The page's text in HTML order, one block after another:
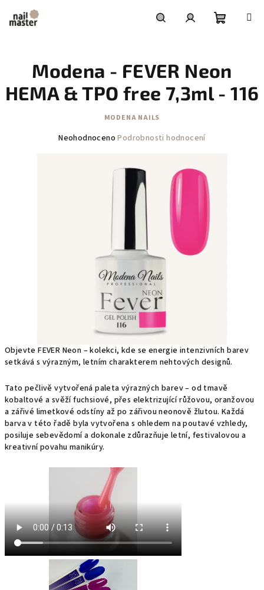
obsah
košík
Objevte FEVER Neon – kolekci, kde se energie intenzivních barev
setkává s výrazným, letním charakterem nehtových designů.
Tato pečlivě vytvořená paleta výrazných barev – od tmavě
kobaltové a svěží fuchsiové, přes elektrizující růžovou, oranžovou
a zářivé limetkové odstíny až po zářivou neonově žlutou. Každá
barva v této řadě byla vytvořena s ohledem na poutavé vzhledy,
posiluje sebevědomí a dokonale zdůrazňuje letní, festivalovou a
kreativní povahu manikúry.
Modena - FEVER Neon
HEMA & TPO free 7,3ml - 116
MODENA NAILS
Průměrné
Neohodnoceno Podrobnosti hodnocení